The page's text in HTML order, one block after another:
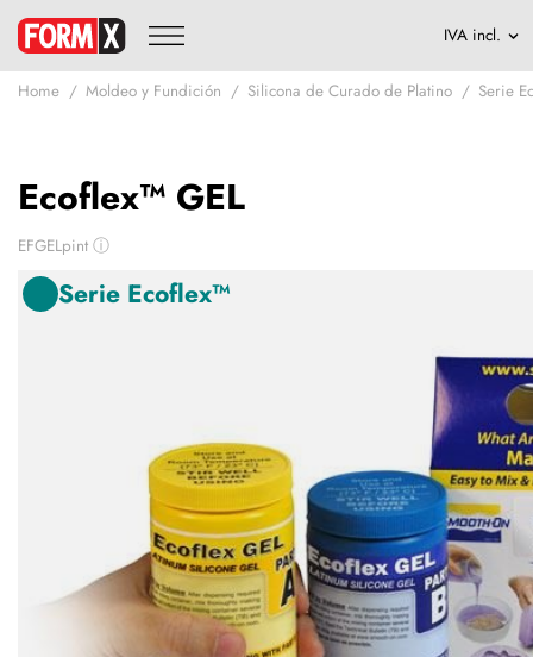
Home Moldeo y Fundición Silicona de Curado de Platino Serie
Ecoflex™ GEL
EFGELpint ⓘ
Serie Ecoflex™